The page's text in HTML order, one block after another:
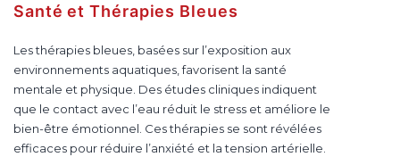
Santé et Thérapies Bleues
Les thérapies bleues, basées sur l’exposition aux
environnements aquatiques, favorisent la santé
mentale et physique. Des études cliniques indiquent
que le contact avec l’eau réduit le stress et améliore le
bien-être émotionnel. Ces thérapies se sont révélées
efficaces pour réduire l’anxiété et la tension artérielle.